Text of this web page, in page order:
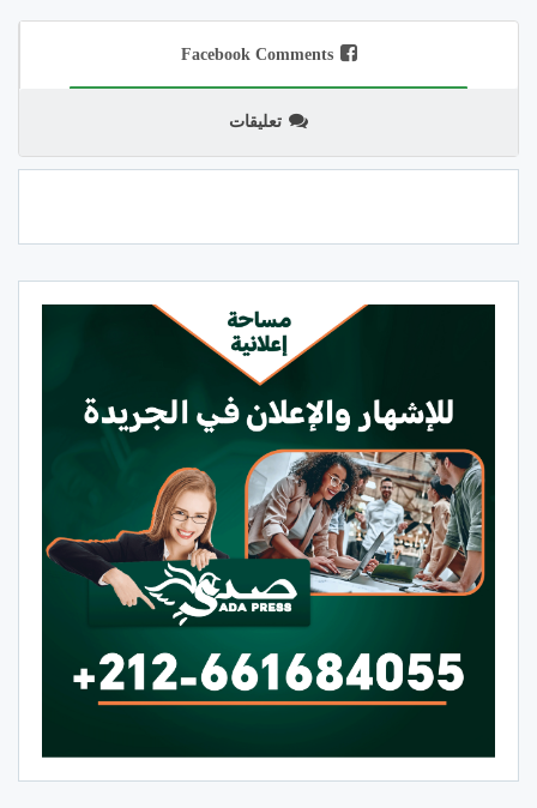
Facebook Comments
تعليقات